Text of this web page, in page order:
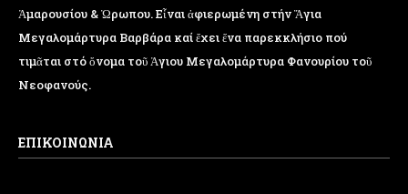
Ἁμαρουσίου & Ὠρωπου. Εἶναι ἀφιερωμένη στήν Ἅγια
Μεγαλομάρτυρα Βαρβάρα καί ἔχει ἕνα παρεκκλήσιο πού
τιμᾶται στό ὄνομα τοῦ Ἁγιου Μεγαλομάρτυρα Φανουρίου τοῦ
Νεοφανούς.
ΕΠΙΚΟΙΝΩΝΙΑ